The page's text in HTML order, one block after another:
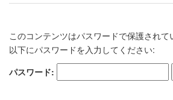
このコンテンツはパスワードで保護され
以下にパスワードを入力してください:
パスワード: